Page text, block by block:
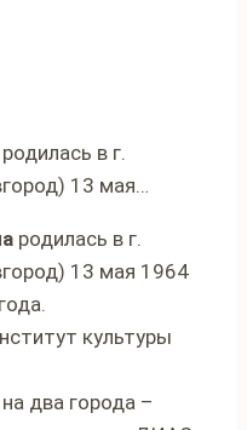
в г.
13 мая…
родилась в г.
13 мая 1964
культуры
два города –